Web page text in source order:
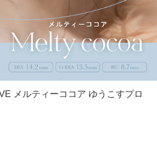
メルティーココア ゆうこすプロ